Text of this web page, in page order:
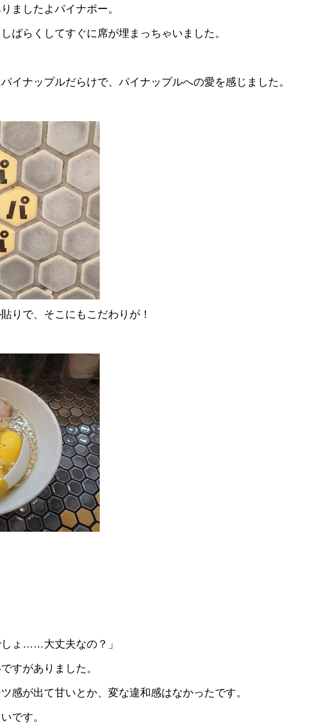
ましたよパイナポー。
ばらくしてすぐに席が埋まっちゃいました。
イナップルだらけで、パイナップルへの愛を感じました。
りで、そこにもこだわりが！
しょ……大丈夫なの？」
すがありました。
感が出て甘いとか、変な違和感はなかったです。
です。